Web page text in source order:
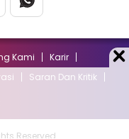
Kami
Karir
Saran Dan Kritik
Reserved.